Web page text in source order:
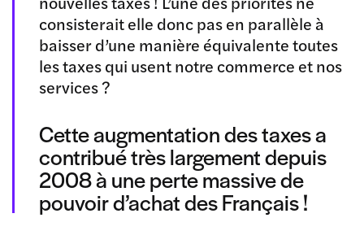
consisterait elle donc pas en parallèle à
baisser d’une manière équivalente toutes
les taxes qui usent notre commerce et nos
services ?
Cette augmentation des taxes a
contribué très largement depuis
2008 à une perte massive de
pouvoir d’achat des Français !